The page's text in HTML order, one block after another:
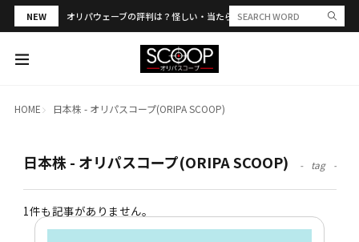
NEW オリパウェーブの評判は？怪しい・当たらない？PSA合算や発送トラブル
HOME 日本株 - オリパスコープ(ORIPA SCOOP)
日本株 - オリパスコープ(ORIPA SCOOP) tag
1件も記事がありません。